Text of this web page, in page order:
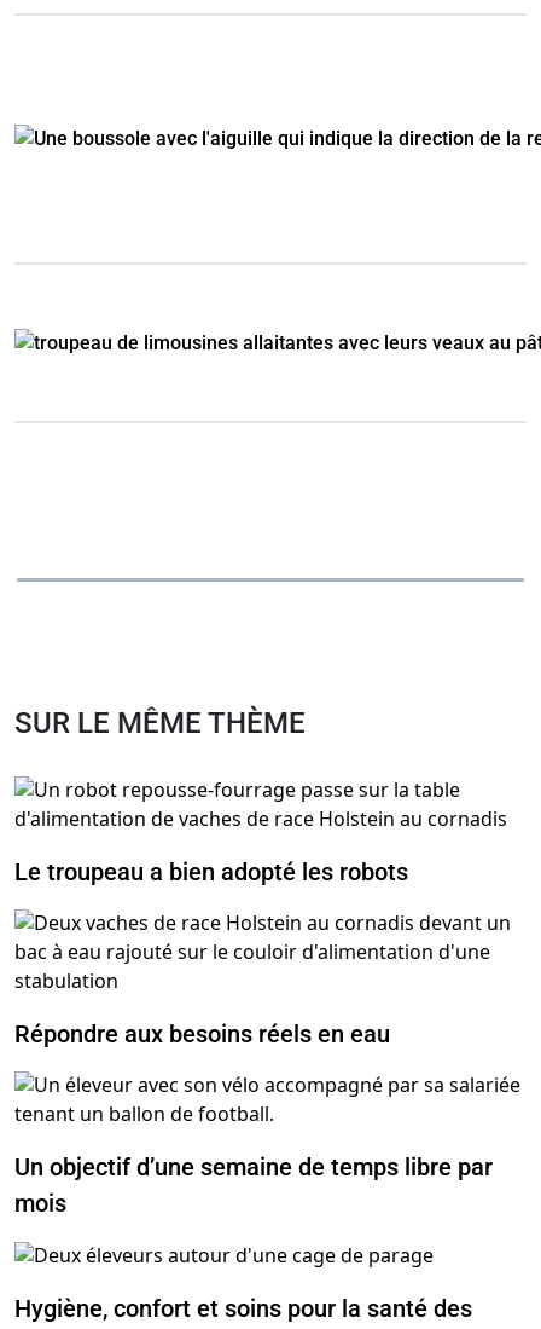
SUR LE MÊME THÈME
Le troupeau a bien adopté les robots
Répondre aux besoins réels en eau
Un objectif d’une semaine de temps libre par
mois
Hygiène, confort et soins pour la santé des